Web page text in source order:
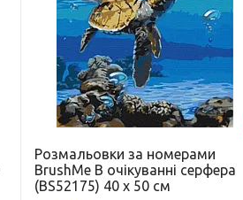
Розмальовки за номерами
BrushMe В очікуванні серфера
(BS52175) 40 х 50 см